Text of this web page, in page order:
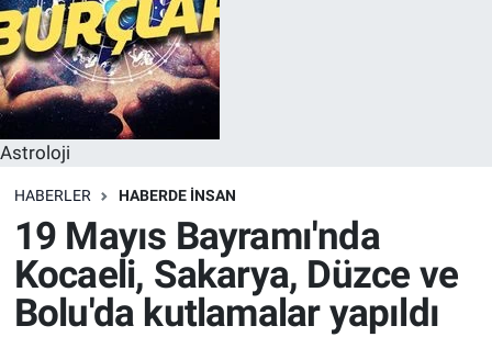
Astroloji
HABERLER HABERDE INSAN
19 Mayıs Bayramı'nda
Kocaeli, Sakarya, Düzce ve
Bolu'da kutlamalar yapıldı